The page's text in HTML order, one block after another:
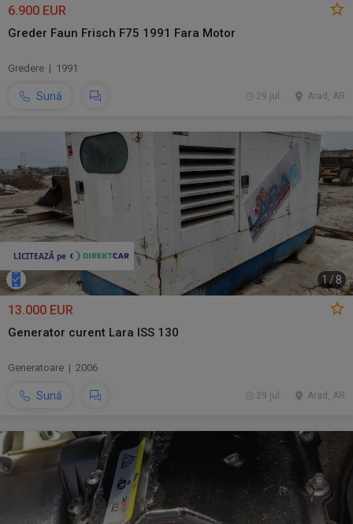
6.900 EUR
Greder Faun Frisch F75 1991 Fara Motor
Gredere | 1991
Sună Arad, AR
29 jul.
1 /8
13.000 EUR
Generator curent Lara ISS 130
Generatoare | 2006
Sună Arad, AR
29 jul.